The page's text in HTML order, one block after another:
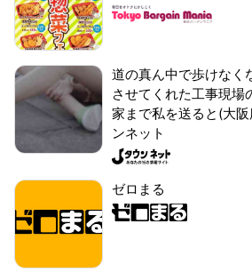
道の真ん中で歩けなく
させてくれた工事現場
家まで私を送ると(大
ンネット
ゼロまる